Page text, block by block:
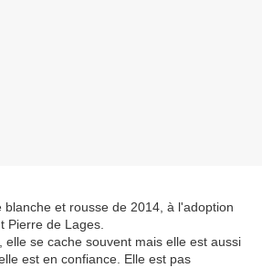
blanche et rousse de 2014, à l'adoption
Pierre de Lages.
elle se cache souvent mais elle est aussi
est en confiance. Elle est pas